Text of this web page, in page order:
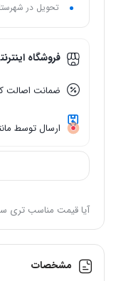
تحویل در
فروشگاه
ضمانت اصالت
ارسال توسط
آیا قیمت مناسب تری
مشخصات